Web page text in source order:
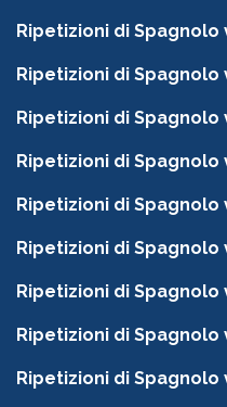
Ripetizioni di Spagnolo
Ripetizioni di Spagnolo
Ripetizioni di Spagnolo
Ripetizioni di Spagnolo
Ripetizioni di Spagnolo
Ripetizioni di Spagnolo
Ripetizioni di Spagnolo
Ripetizioni di Spagnolo
Ripetizioni di Spagnolo